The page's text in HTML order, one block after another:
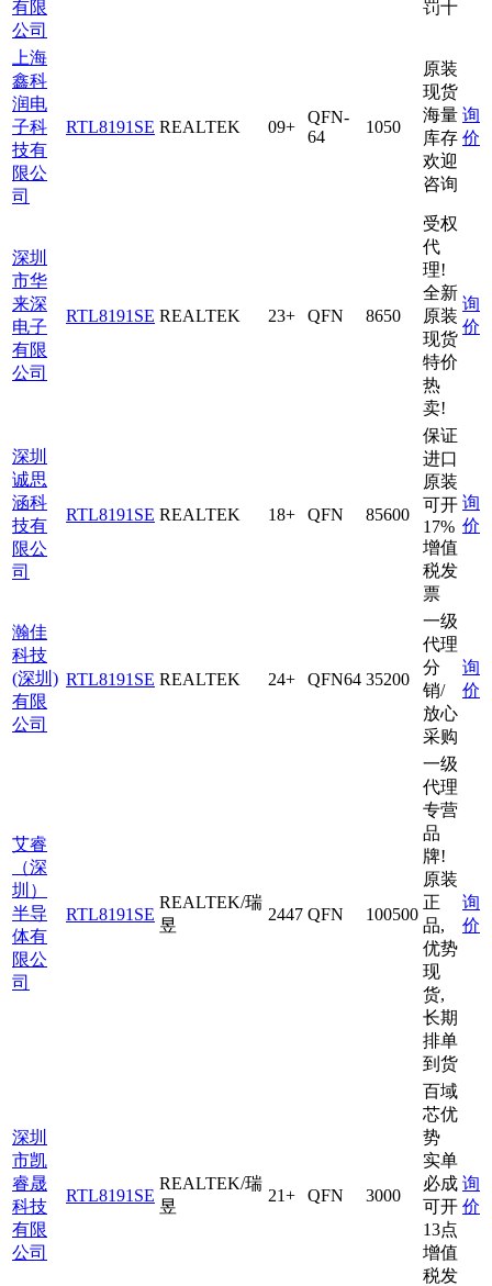
有限
公司
罚十
上海
鑫科
润电
子科
技有
限公
司
RTL8191SE REALTEK 09+
QFN-
64
1050
原装
现货
海量
库存
欢迎
咨询
询
价
深圳
市华
来深
电子
有限
公司
RTL8191SE REALTEK 23+ QFN 8650
受权
代
理!
全新
原装
现货
特价
热
卖!
询
价
深圳
诚思
涵科
技有
限公
司
RTL8191SE REALTEK 18+ QFN 85600
保证
进口
原装
可开
17%
增值
税发
票
询
价
瀚佳
科技
(深圳)
有限
公司
RTL8191SE REALTEK 24+ QFN64 35200
一级
代理
分
销/
放心
采购
询
价
艾睿
（深
圳）
半导
体有
限公
司
RTL8191SE
REALTEK/瑞
昱
2447 QFN 100500
一级
代理
专营
品
牌!
原装
正
品,
优势
现
货,
长期
排单
到货
询
价
深圳
市凯
睿晟
科技
有限
公司
RTL8191SE
REALTEK/瑞
昱
21+ QFN 3000
百域
芯优
势
实单
必成
可开
13点
增值
税发
询
价